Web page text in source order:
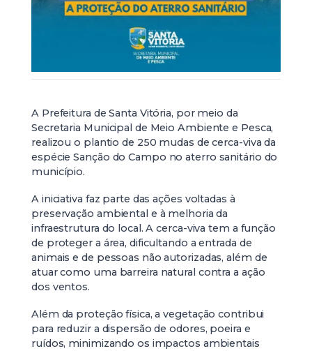
A Prefeitura de Santa Vitória, por meio da
Secretaria Municipal de Meio Ambiente e Pesca,
realizou o plantio de 250 mudas de cerca-viva da
espécie Sanção do Campo no aterro sanitário do
município.
A iniciativa faz parte das ações voltadas à
preservação ambiental e à melhoria da
infraestrutura do local. A cerca-viva tem a função
de proteger a área, dificultando a entrada de
animais e de pessoas não autorizadas, além de
atuar como uma barreira natural contra a ação
dos ventos.
Além da proteção física, a vegetação contribui
para reduzir a dispersão de odores, poeira e
ruídos, minimizando os impactos ambientais